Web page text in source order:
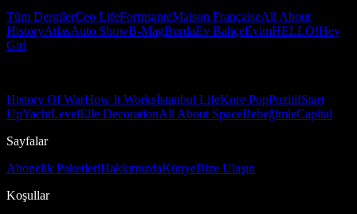
Tüm DergilerCeo LifeFormsanteMaison FrançaiseAll About
HistoryAtlasAuto ShowB-MagBurdaEv BahçeEvimHELLO!Hey
Girl
History Of WarHow It Worksİstanbul LifeKore PopPozitifStart
UpYachtLevelElle DecorationAll About SpaceBebeğimleCapital
Sayfalar
Abonelik PaketleriHakkımızdaKünyeBize Ulaşın
Koşullar